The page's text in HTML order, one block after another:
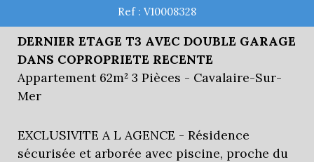
Ref : V10008328
DERNIER ETAGE T3 AVEC DOUBLE GARAGE
DANS COPROPRIETE RECENTE
Appartement 62m² 3 Pièces - Cavalaire-Sur-
Mer
EXCLUSIVITE A L AGENCE - Résidence
sécurisée et arborée avec piscine, proche du